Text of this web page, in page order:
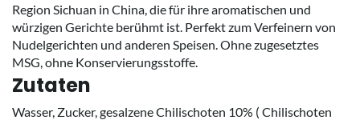
Region Sichuan in China, die für ihre aromatischen und
würzigen Gerichte berühmt ist. Perfekt zum Verfeinern von
Nudelgerichten und anderen Speisen. Ohne zugesetztes
MSG, ohne Konservierungsstoffe.
Zutaten
Wasser, Zucker, gesalzene Chilischoten 10% ( Chilischoten